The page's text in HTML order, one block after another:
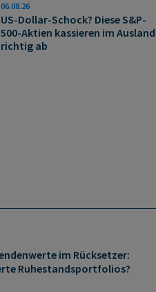
06.08.26
US-Dollar-Schock? Diese S&P-
500-Aktien kassieren im Ausland
richtig ab
im Rücksetzer:
Ruhestandsportfolios?